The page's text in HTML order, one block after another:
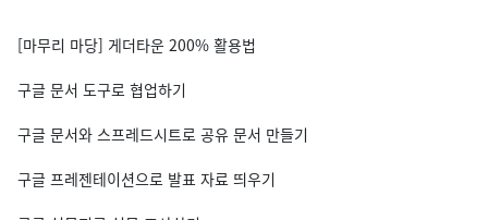
[마무리 마당] 게더타운 200% 활용법
구글 문서 도구로 협업하기
구글 문서와 스프레드시트로 공유 문서 만들기
구글 프레젠테이션으로 발표 자료 띄우기